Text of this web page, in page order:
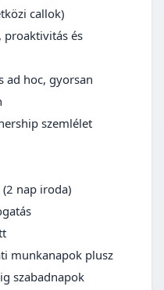
callok)
proaktivitás és
ad hoc, gyorsan
szemlélet
nap iroda)
munkanapok plusz
szabadnapok